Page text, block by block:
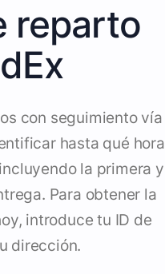
reparto
con seguimiento vía
hasta qué hora
la primera y
Para obtener la
introduce tu ID de
dirección.